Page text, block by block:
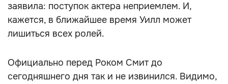
заявила: поступок актера неприемлем. И,
кажется, в ближайшее время Уилл может
лишиться всех ролей.
Официально перед Роком Смит до
сегодняшнего дня так и не извинился. Видимо,